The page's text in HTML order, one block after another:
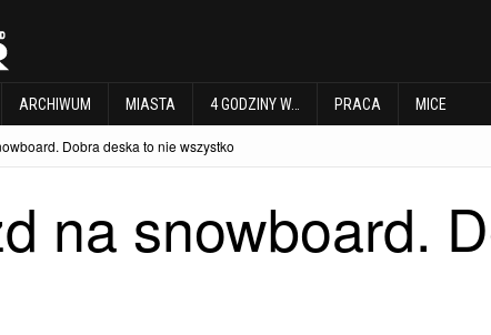
ARCHIWUM MIASTA 4 GODZINY W… PRACA MICE
Dobra deska to nie wszystko
na snowboard.